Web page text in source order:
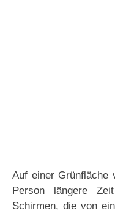
Auf einer Grünfläche
Person längere
Schirmen, die von